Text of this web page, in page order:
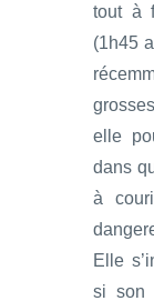
tout à
(1h45
elle
dans
à
Elle
si son